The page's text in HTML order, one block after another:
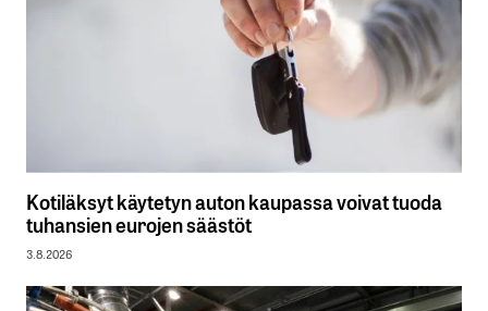
Kotiläksyt käytetyn auton kaupassa voivat tuoda
tuhansien eurojen säästöt
3.8.2026